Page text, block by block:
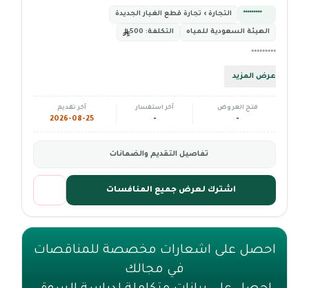
********* التجارة › تجارة قطع الغيار الجديدة
الهيئة السعودية للمياه التكلفة:
*********
عرض المزيد
فتح العروض
-
آخر استفسار
-
آخر تقديم
2026-08-25
تفاصيل التقديم والضمانات
اشترك لعرض جميع المنافسات
احصل على اشعارات مخصصة للمناقصات
في مجالك